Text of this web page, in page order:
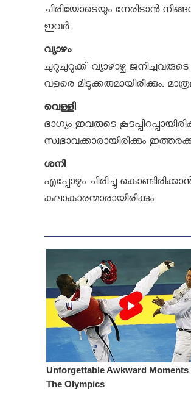
ചിരിയോടെയും നേരിടാന്‍
ഇവര്‍.
വ്യാഴം
ചുറുചുറുക്ക് വ്യാഴാഴ്ച
വളരെ മിടുക്കരുമായിരിക്കും.
വെള്ളി
ഭാഗ്യം ഇവരുടെ
സ്വഭാവക്കാരായിരിക്കും
ശനി
എപ്പോഴും ചിരിച്ചു
കലാകാരന്മാരായിരിക്കും.